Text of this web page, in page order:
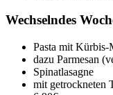
Wechselndes
Pasta mit Kürbis-
dazu Parmesan
Spinatlasagne
mit getrockneten